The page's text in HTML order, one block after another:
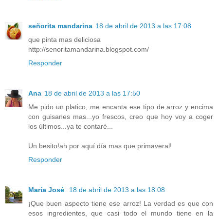
señorita mandarina 18 de abril de 2013 a las 17:08
que pinta mas deliciosa
http://senoritamandarina.blogspot.com/
Responder
Ana 18 de abril de 2013 a las 17:50
Me pido un platico, me encanta ese tipo de arroz y encima
con guisanes mas...yo frescos, creo que hoy voy a coger
los últimos...ya te contaré...
Un besito!ah por aquí día mas que primaveral!
Responder
María José
18 de abril de 2013 a las 18:08
¡Que buen aspecto tiene ese arroz! La verdad es que con
esos ingredientes, que casi todo el mundo tiene en la